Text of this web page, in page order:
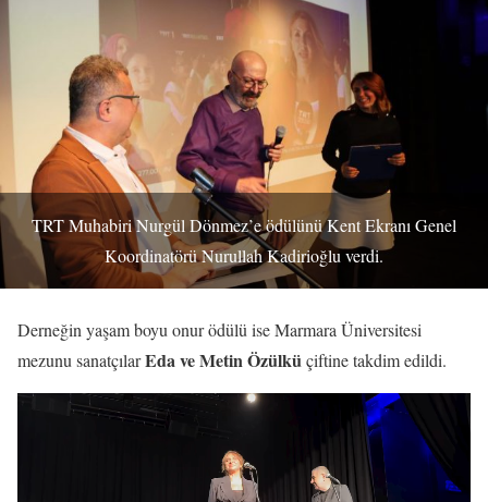
TRT Muhabiri Nurgül Dönmez’e ödülünü Kent Ekranı Genel
Koordinatörü Nurullah Kadirioğlu verdi.
Derneğin yaşam boyu onur ödülü ise Marmara Üniversitesi
mezunu sanatçılarEda ve Metin Özülküçiftine takdim edildi.